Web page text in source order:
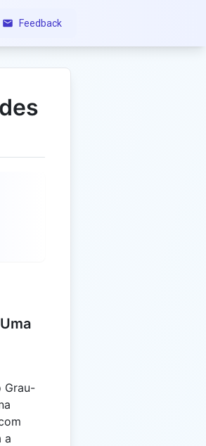
Feedback
Grau-
a